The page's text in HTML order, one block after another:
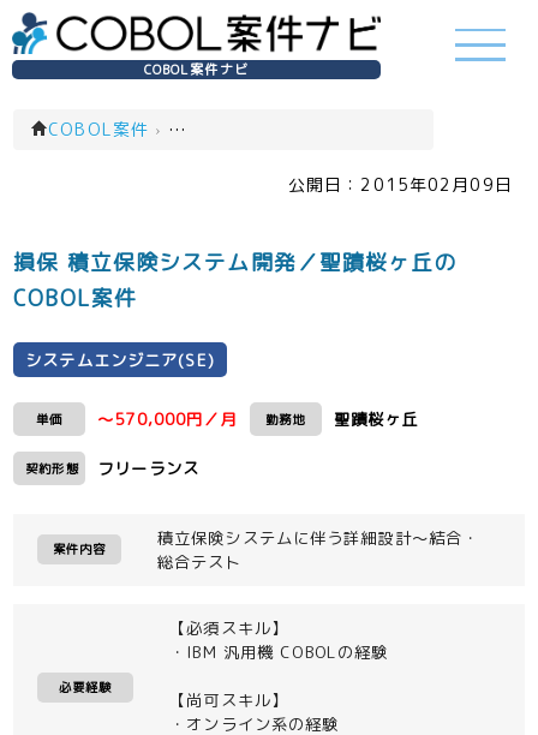
COBOL案件ナビ
COBOL案件 › システムエンジニア(SE)(一覧)
公開日： 2015年02月09日
損保 積立保険システム開発／聖蹟桜ヶ丘の
COBOL案件
システムエンジニア(SE)
単価 ～570,000円／月 勤務地 聖蹟桜ヶ丘
契約形態 フリーランス
案件内容
積立保険システムに伴う詳細設計～結合・
総合テスト
必要経験
【必須スキル】
・IBM 汎用機 COBOLの経験
【尚可スキル】
・オンライン系の経験